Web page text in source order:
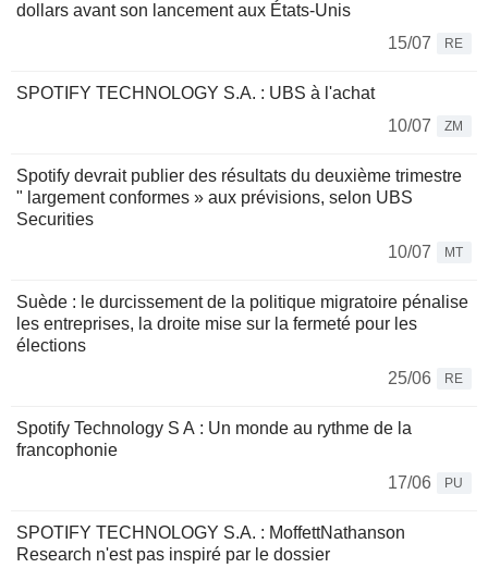
dollars avant son lancement aux États-Unis
15/07
RE
SPOTIFY TECHNOLOGY S.A. : UBS à l'achat
10/07
ZM
Spotify devrait publier des résultats du deuxième trimestre
" largement conformes » aux prévisions, selon UBS
Securities
10/07
MT
Suède : le durcissement de la politique migratoire pénalise
les entreprises, la droite mise sur la fermeté pour les
élections
25/06
RE
Spotify Technology S A : Un monde au rythme de la
francophonie
17/06
PU
SPOTIFY TECHNOLOGY S.A. : MoffettNathanson
Research n'est pas inspiré par le dossier